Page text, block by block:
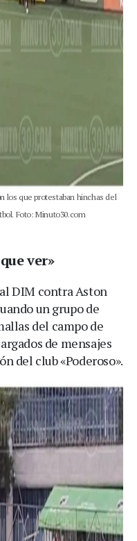
los que protestaban hinchas del
Foto: Minuto30.com
ver»
DIM contra Aston
un grupo de
del campo de
de mensajes
del club «Poderoso».